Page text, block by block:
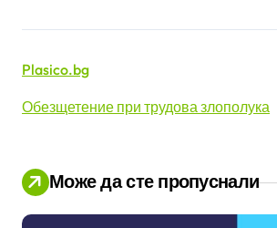
Plasico.bg
Обезщетение при трудова злополука
Може да сте пропуснали